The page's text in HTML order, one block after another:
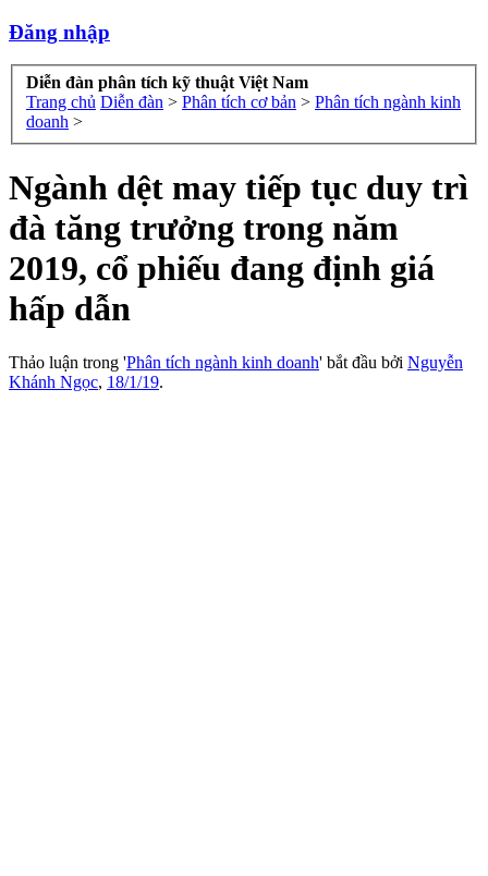
Đăng nhập
Diễn đàn phân tích kỹ thuật Việt Nam
Trang chủ Diễn đàn > Phân tích cơ bản > Phân tích ngành kinh
doanh >
Ngành dệt may tiếp tục duy trì
đà tăng trưởng trong năm
2019, cổ phiếu đang định giá
hấp dẫn
Thảo luận trong 'Phân tích ngành kinh doanh' bắt đầu bởi Nguyễn
Khánh Ngọc, 18/1/19.